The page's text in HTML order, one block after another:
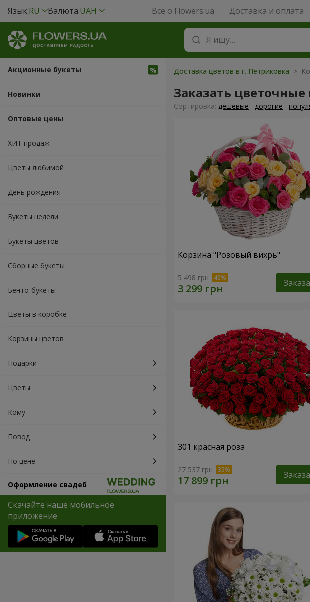
Язык:RU Валюта:UAH Все о Flowers.ua Доставка и оплата
Акционные букеты
Новинки
Оптовые цены
ХИТ продаж
Цветы любимой
День рождения
Букеты недели
Букеты цветов
Сборные букеты
Бенто-букеты
Цветы в коробке
Корзины цветов
Подарки
Цветы
Кому
Повод
По цене
Оформление свадеб
Скачайте наше мобильное
приложение
Доставка цветов в г. Петриковка >
Заказать
Cортировка: дешевые дорогие
Корзина "Розовый вихрь"
5 498 грн
301 красная роза
27 537 грн